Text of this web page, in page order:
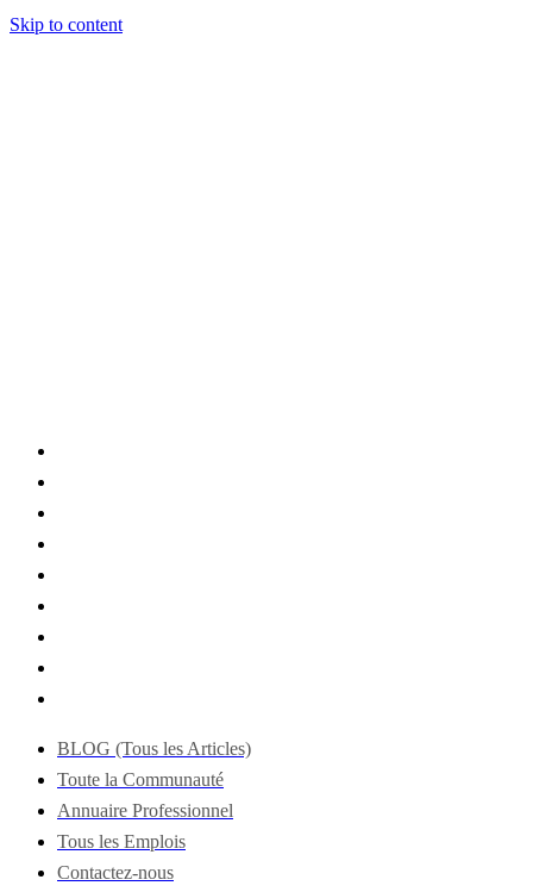
Skip to content
BLOG (Tous les Articles)
Toute la Communauté
Annuaire Professionnel
Tous les Emplois
Contactez-nous